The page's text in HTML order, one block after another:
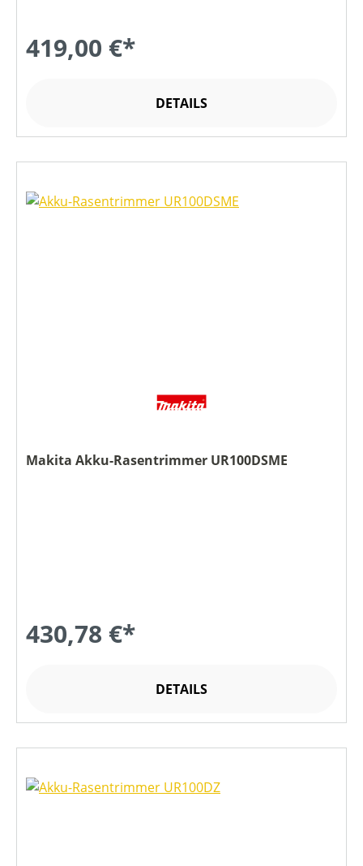
419,00 €*
DETAILS
Makita Akku-Rasentrimmer UR100DSME
430,78 €*
DETAILS